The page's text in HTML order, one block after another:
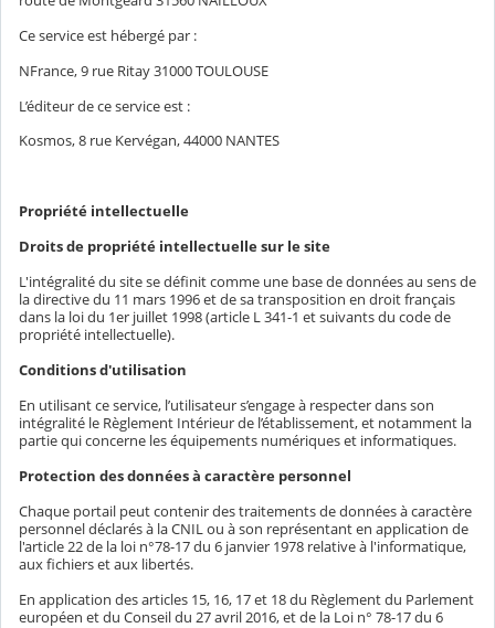
Ce service est hébergé par :
NFrance, 9 rue Ritay 31000 TOULOUSE
L’éditeur de ce service est :
Kosmos, 8 rue Kervégan, 44000 NANTES
Propriété intellectuelle
Droits de propriété intellectuelle sur le site
L'intégralité du site se définit comme une base de données au sens de
la directive du 11 mars 1996 et de sa transposition en droit français
dans la loi du 1er juillet 1998 (article L 341-1 et suivants du code de
propriété intellectuelle).
Conditions d'utilisation
En utilisant ce service, l’utilisateur s’engage à respecter dans son
intégralité le Règlement Intérieur de l’établissement, et notamment la
partie qui concerne les équipements numériques et informatiques.
Protection des données à caractère personnel
Chaque portail peut contenir des traitements de données à caractère
personnel déclarés à la CNIL ou à son représentant en application de
l'article 22 de la loi n°78-17 du 6 janvier 1978 relative à l'informatique,
aux fichiers et aux libertés.
En application des articles 15, 16, 17 et 18 du Règlement du Parlement
européen et du Conseil du 27 avril 2016, et de la Loi n° 78-17 du 6